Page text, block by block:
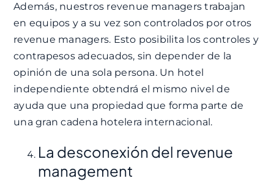
Además, nuestros revenue managers trabajan
en equipos y a su vez son controlados por otros
revenue managers. Esto posibilita los controles y
contrapesos adecuados, sin depender de la
opinión de una sola persona. Un hotel
independiente obtendrá el mismo nivel de
ayuda que una propiedad que forma parte de
una gran cadena hotelera internacional.
La desconexión del revenue
management